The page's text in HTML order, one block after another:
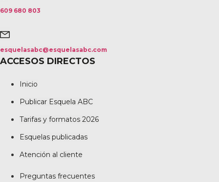
609 680 803
esquelasabc@esquelasabc.com
ACCESOS DIRECTOS
Inicio
Publicar Esquela ABC
Tarifas y formatos 2026
Esquelas publicadas
Atención al cliente
Preguntas frecuentes